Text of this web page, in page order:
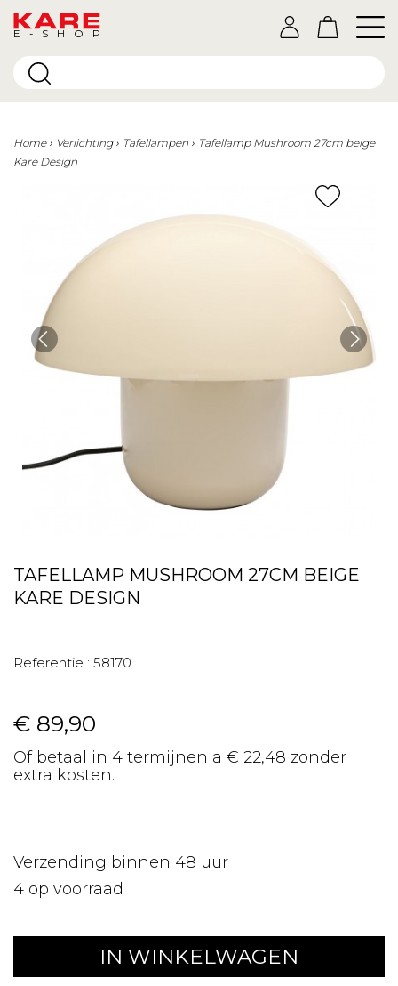
E-SHOP
Home Verlichting Tafellampen
Tafellamp Mushroom 27cm beige
Kare Design
TAFELLAMP MUSHROOM 27CM BEIGE
KARE DESIGN
Referentie : 58170
€ 89,90
Of betaal in 4 termijnen a € 22,48 zonder
extra kosten.
Verzending binnen 48 uur
4 op voorraad
IN WINKELWAGEN